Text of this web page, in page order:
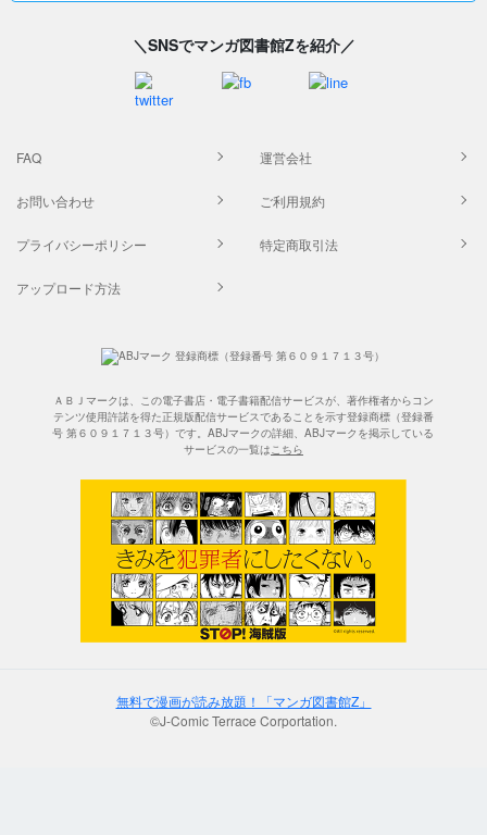
＼SNSでマンガ図書館Zを紹介／
FAQ 運営会社
お問い合わせ ご利用規約
プライバシーポリシー 特定商取引法
アップロード方法
ＡＢＪマークは、この電子書店・電子書籍配信サービスが、著作権者からコン
テンツ使用許諾を得た正規版配信サービスであることを示す登録商標（登録番
号 第６０９１７１３号）です。ABJマークの詳細、ABJマークを掲示している
サービスの一覧はこちら
無料で漫画が読み放題！「マンガ図書館Z」
©J-Comic Terrace Corportation.